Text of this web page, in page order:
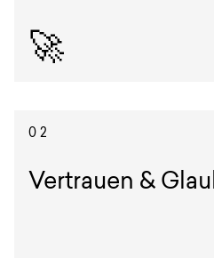
🚀
Marke wiedererkennbar –
02
Vertrauen &